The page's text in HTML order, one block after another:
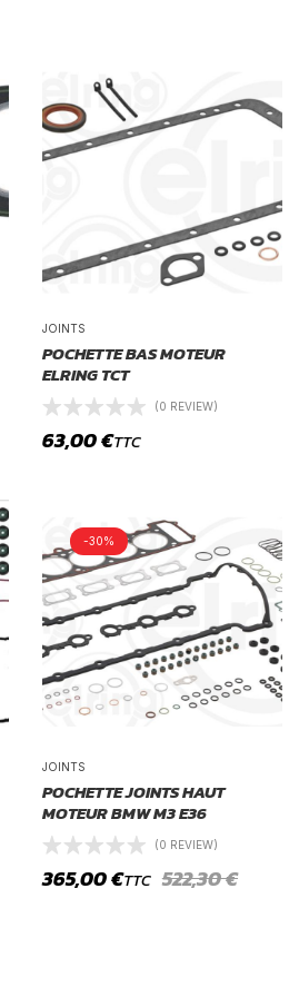
JOINTS
POCHETTE BAS MOTEUR
ELRING TCT
(0 REVIEW)
63,00€TTC
-30%
JOINTS
POCHETTE JOINTS HAUT
MOTEUR BMW M3 E36
(0 REVIEW)
522,30€
365,00€TTC